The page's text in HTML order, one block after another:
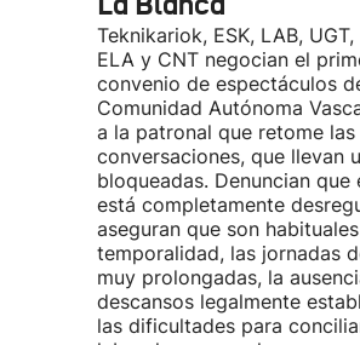
Teknikariok, ESK, LAB, UGT,
ELA y CNT negocian el
convenio de espectáculos
Comunidad Autónoma
a la patronal que retome las
conversaciones, que llevan
bloqueadas. Denuncian que
está completamente
aseguran que son
temporalidad, las jornadas
muy prolongadas, la
descansos legalmente
las dificultades para